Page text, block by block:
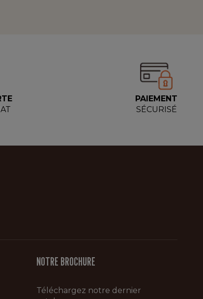
PAIEMENT
SÉCURISÉ
NOTRE BROCHURE
Téléchargez notre dernier